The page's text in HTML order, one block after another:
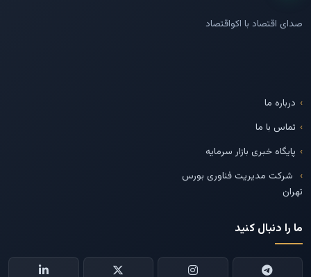
صدای اقتصاد با اکواقتصاد
درباره ما
تماس با ما
پایگاه خبری بازار سرمایه
شرکت مدیریت فناوری بورس
تهران
ما را دنبال کنید